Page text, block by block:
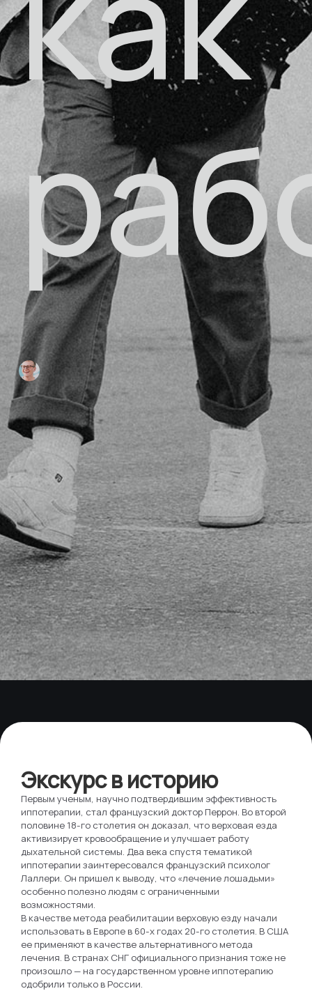
Экскурс в историю
Первым ученым, научно подтвердившим эффективность
иппотерапии, стал французский доктор Перрон. Во второй
половине 18-го столетия он доказал, что верховая езда
активизирует кровообращение и улучшает работу
дыхательной системы. Два века спустя тематикой
иппотерапии заинтересовался французский психолог
Лаллери. Он пришел к выводу, что «лечение лошадьми»
особенно полезно людям с ограниченными
возможностями.
В качестве метода реабилитации верховую езду начали
использовать в Европе в 60-х годах 20-го столетия. В США
ее применяют в качестве альтернативного метода
лечения. В странах СНГ официального признания тоже не
произошло — на государственном уровне иппотерапию
одобрили только в России.